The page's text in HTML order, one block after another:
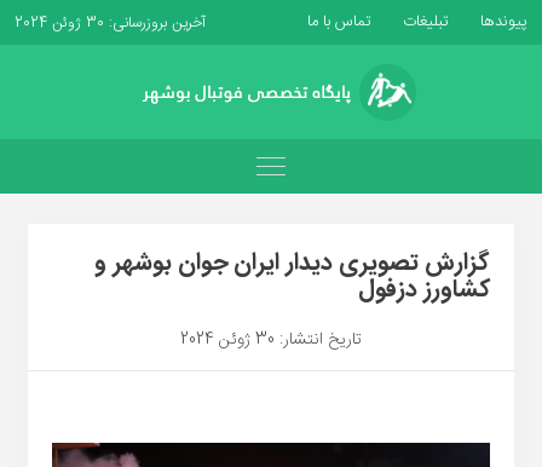
پیوندها تبلیغات تماس با ما آخرین بروزرسانی: 30 ژوئن 2024
گزارش تصویری دیدار ایران جوان بوشهر و
کشاورز دزفول
تاریخ انتشار: 30 ژوئن 2024